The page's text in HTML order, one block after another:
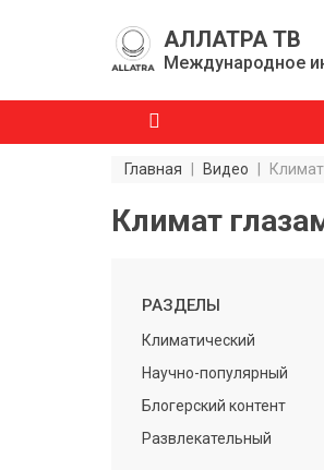
АЛЛАТРА ТВ
Международное
Главная Видео
Климат
РАЗДЕЛЫ
Климатический
Научно-популярный
Блогерский контент
Развлекательный